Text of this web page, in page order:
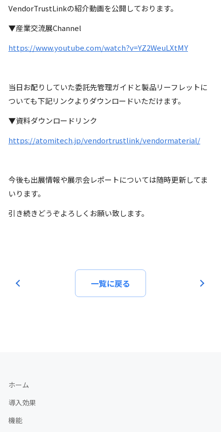
VendorTrustLinkの紹介動画を公開しております。
▼産業交流展Channel
https://www.youtube.com/watch?v=YZ2WeuLXtMY
当日お配りしていた委託先管理ガイドと製品リーフレットに
ついても下記リンクよりダウンロードいただけます。
▼資料ダウンロードリンク
https://atomitech.jp/vendortrustlink/vendormaterial/
今後も出展情報や展示会レポートについては随時更新してま
いります。
引き続きどうぞよろしくお願い致します。
一覧に戻る
ホーム
導入効果
機能